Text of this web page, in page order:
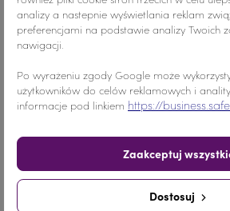
Kolor Crystal AB
Materiał Szkło
Wymiary MAŁY ROZMIAR
Ilość 1 sztuka
Nr.Kategorii nr. katalogowy
analizy a nastepnie wyświetlania reklam
preferencjami na podstawie analizy Twoich
nawigacji.
Po wyrażeniu zgody Google może
użytkowników do celów reklamowych i
informacje pod linkiem https://
Dostosuj
Zaakceptuj